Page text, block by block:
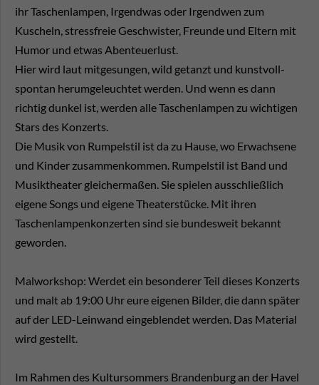
ihr Taschenlampen, Irgendwas oder Irgendwen zum
Kuscheln, stressfreie Geschwister, Freunde und Eltern mit
Humor und etwas Abenteuerlust.
Hier wird laut mitgesungen, wild getanzt und kunstvoll-
spontan herumgeleuchtet werden. Und wenn es dann
richtig dunkel ist, werden alle Taschenlampen zu wichtigen
Stars des Konzerts.
Die Musik von Rumpelstil ist da zu Hause, wo Erwachsene
und Kinder zusammenkommen. Rumpelstil ist Band und
Musiktheater gleichermaßen. Sie spielen ausschließlich
eigene Songs und eigene Theaterstücke. Mit ihren
Taschenlampenkonzerten sind sie bundesweit bekannt
geworden.
Malworkshop: Werdet ein besonderer Teil dieses Konzerts
und malt ab 19:00 Uhr eure eigenen Bilder, die dann später
auf der LED-Leinwand eingeblendet werden. Das Material
wird gestellt.
Im Rahmen des Kultursommers Brandenburg an der Havel